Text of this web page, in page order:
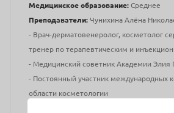
Медицинское образование: Среднее
Преподаватели: Чунихина Алёна
- Врач-дерматовенеролог, косметолог
тренер по терапевтическим и
- Медицинский советник Академии Элия
- Постоянный участник международных
области косметологии